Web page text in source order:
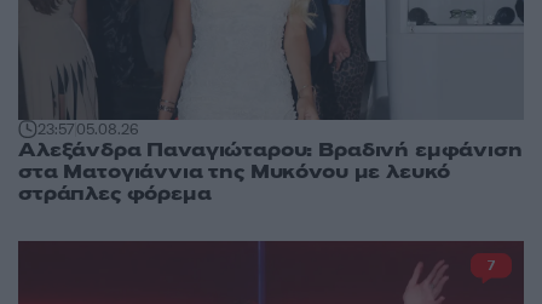
23:5705.08.26
Αλεξάνδρα Παναγιώταρου: Βραδινή εμφάνιση
στα Ματογιάννια της Μυκόνου με λευκό
στράπλες φόρεμα
7